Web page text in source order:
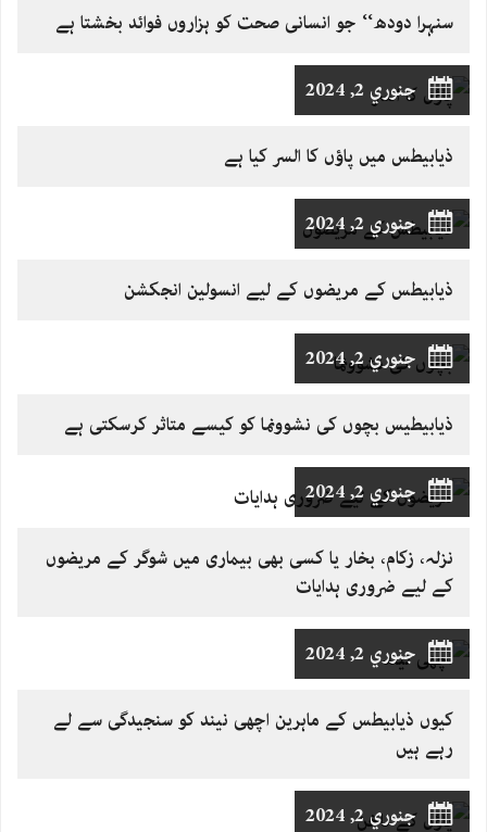
سنہرا دودھ‘‘ جو انسانی صحت کو ہزاروں فوائد بخشتا ہے
جنوري 2, 2024
ذیابیطس میں پاؤں کا السر کیا ہے
جنوري 2, 2024
ذیابیطس کے مریضوں کے لیے انسولین انجکشن
جنوري 2, 2024
ذیابیطیس بچوں کی نشوونما کو کیسے متاثر کرسکتی ہے
جنوري 2, 2024
نزلہ، زکام، بخار یا کسی بھی بیماری میں شوگر کے مریضوں
کے لیے ضروری ہدایات
جنوري 2, 2024
کیوں ذیابیطس کے ماہرین اچھی نیند کو سنجیدگی سے لے
رہے ہیں
جنوري 2, 2024